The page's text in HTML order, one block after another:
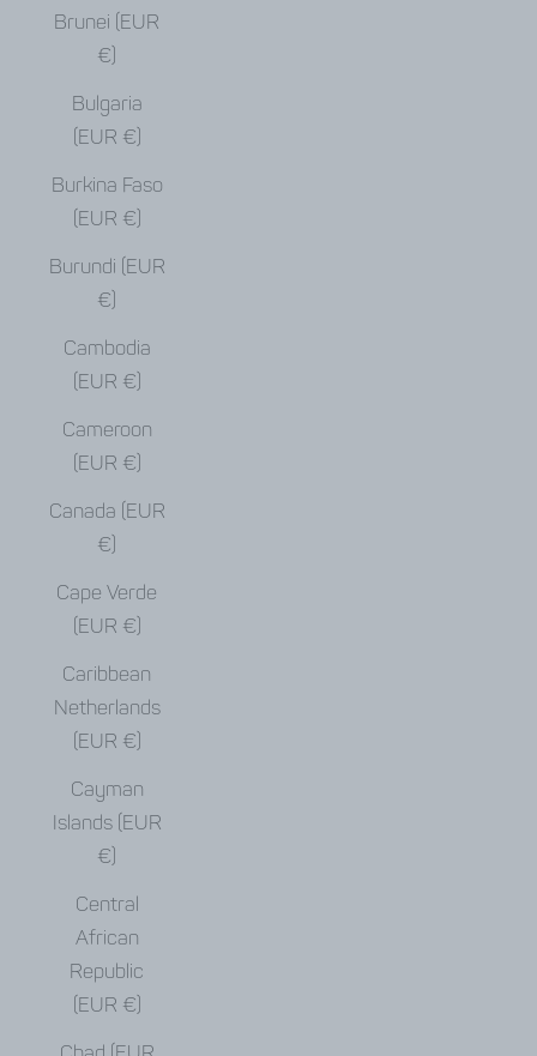
Brunei (EUR
€)
Bulgaria
(EUR €)
Burkina Faso
(EUR €)
Burundi (EUR
€)
Cambodia
(EUR €)
Cameroon
(EUR €)
Canada (EUR
€)
Cape Verde
(EUR €)
Caribbean
Netherlands
(EUR €)
Cayman
Islands (EUR
€)
Central
African
Republic
(EUR €)